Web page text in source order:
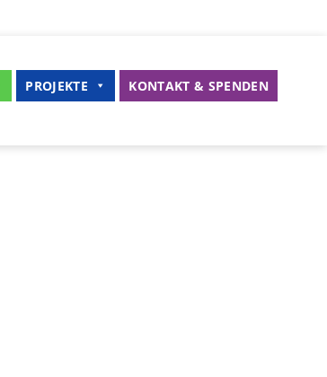
PROJEKTE KONTAKT & SPENDEN